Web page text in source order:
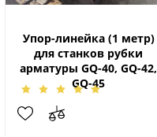
Упор-линейка (1 метр)
для станков рубки
арматуры GQ-40, GQ-42,
GQ-45